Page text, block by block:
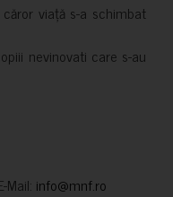
viață s-a schimbat
nevinovati care s-au
info@mnf.ro